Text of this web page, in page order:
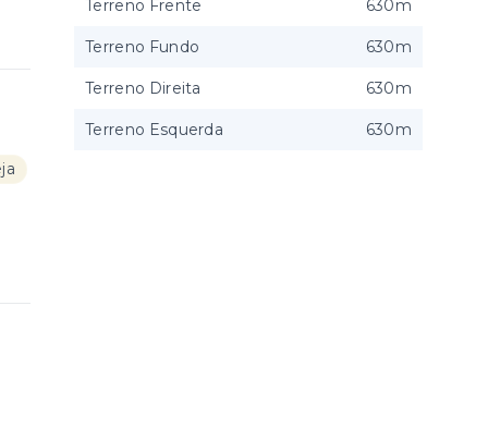
Terreno Frente 630m
Terreno Fundo 630m
Terreno Direita 630m
Terreno Esquerda 630m